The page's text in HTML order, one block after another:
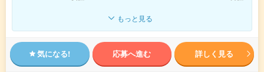
もっと見る
気になる! 応募へ進む 詳しく見る